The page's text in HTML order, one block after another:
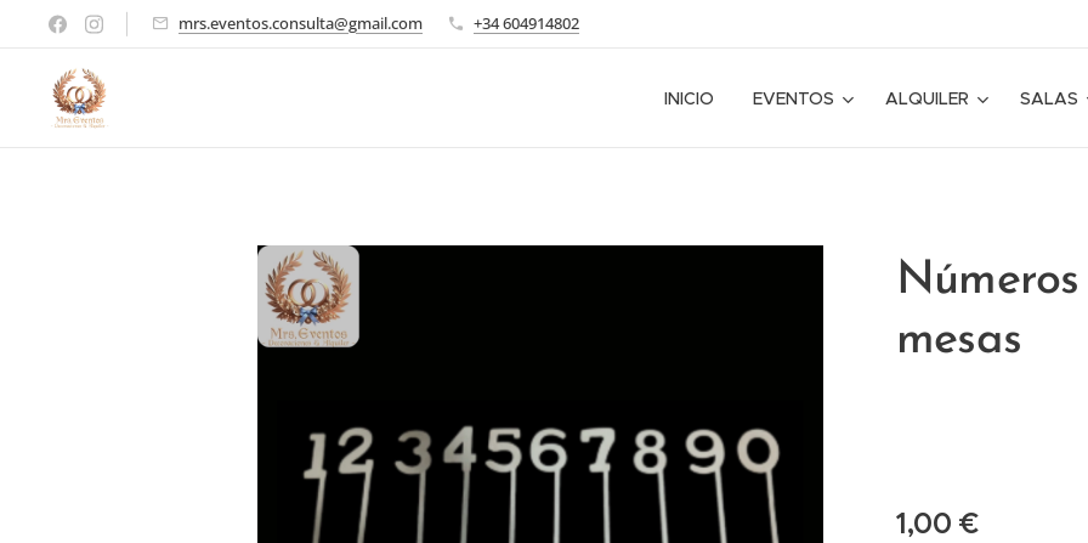
mrs.eventos.consulta@gmail.com +34 604914802
INICIO EVENTOS ALQUILER SALAS
mesas
1,00 €